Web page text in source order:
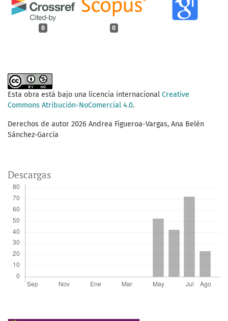
0 0
Esta obra está bajo una licencia internacional Creative
Commons Atribución-NoComercial 4.0.
Derechos de autor 2026 Andrea Figueroa-Vargas, Ana Belén
Sánchez-García
Descargas